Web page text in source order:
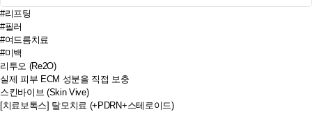
#리프팅
#필러
#여드름치료
#미백
리투오 (Re2O)
실제 피부 ECM 성분을 직접 보충
스킨바이브 (Skin Vive)
[치료보톡스] 탈모치료 (+PDRN+스테로이드)